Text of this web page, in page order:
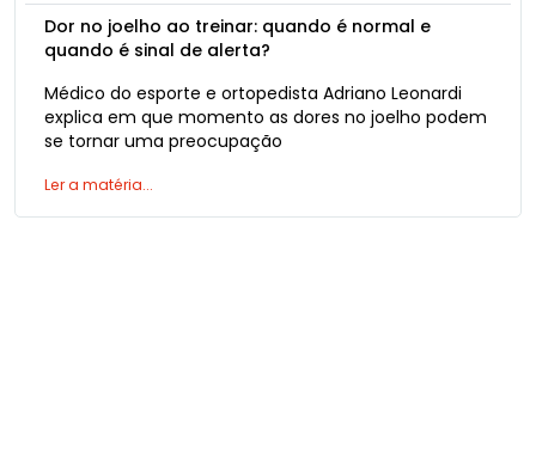
Dor no joelho ao treinar: quando é normal e
quando é sinal de alerta?
Médico do esporte e ortopedista Adriano Leonardi
explica em que momento as dores no joelho podem
se tornar uma preocupação
Ler a matéria...